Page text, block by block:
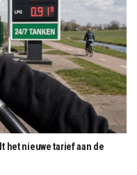
het nieuwe tarief aan de